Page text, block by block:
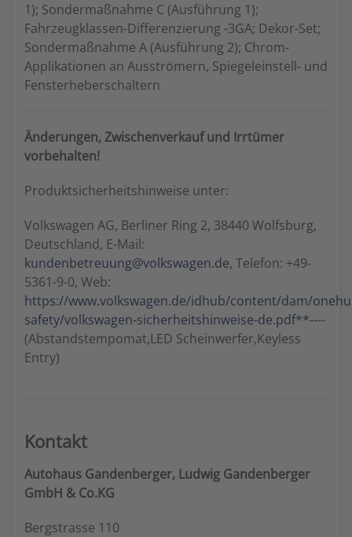
1); Sondermaßnahme C (Ausführung 1);
Fahrzeugklassen-Differenzierung -3GA; Dekor-Set;
Sondermaßnahme A (Ausführung 2); Chrom-
Applikationen an Ausströmern, Spiegeleinstell- und
Fensterheberschaltern
Änderungen, Zwischenverkauf und Irrtümer
vorbehalten!
Produktsicherheitshinweise unter:
Volkswagen AG, Berliner Ring 2, 38440 Wolfsburg,
Deutschland, E-Mail:
kundenbetreuung@volkswagen.de, Telefon: +49-
5361-9-0, Web:
https://www.volkswagen.de/idhub/content/dam/
safety/volkswagen-sicherheitshinweise-de.pdf**----
(Abstandstempomat,LED Scheinwerfer,Keyless
Entry)
Kontakt
Autohaus Gandenberger, Ludwig Gandenberger
GmbH & Co.KG
Bergstrasse 110